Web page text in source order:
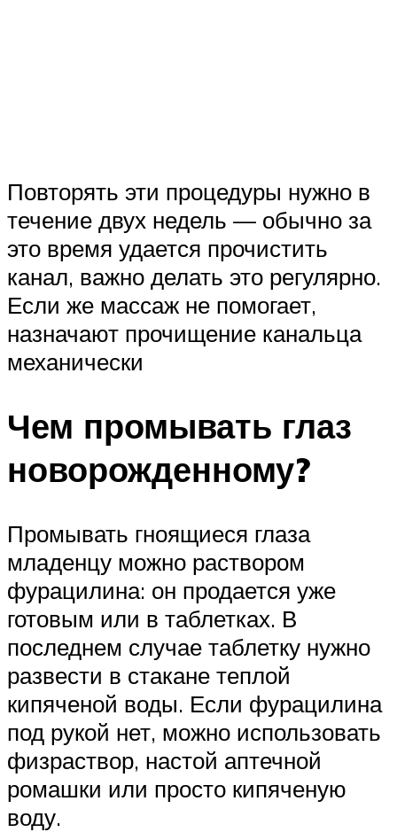
Повторять эти процедуры нужно в
течение двух недель — обычно за
это время удается прочистить
канал, важно делать это регулярно.
Если же массаж не помогает,
назначают прочищение канальца
механически
Чем промывать глаз
новорожденному?
Промывать гноящиеся глаза
младенцу можно раствором
фурацилина: он продается уже
готовым или в таблетках. В
последнем случае таблетку нужно
развести в стакане теплой
кипяченой воды. Если фурацилина
под рукой нет, можно использовать
физраствор, настой аптечной
ромашки или просто кипяченую
воду.